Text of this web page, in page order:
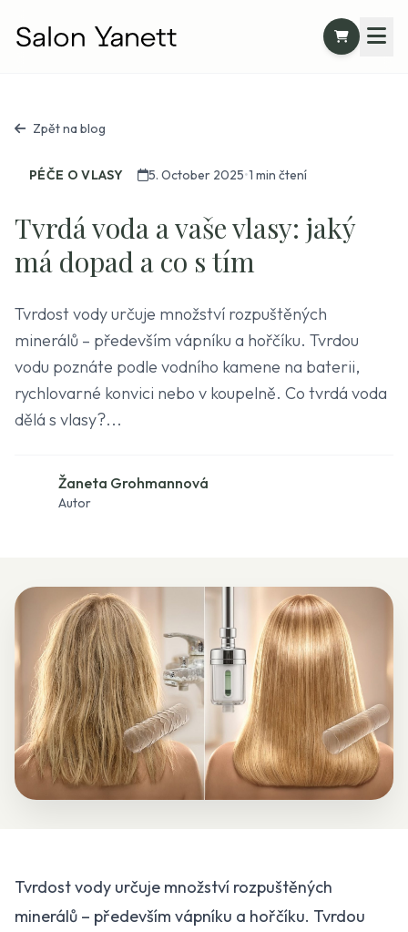
Zpět na blog
PÉČE O VLASY 5. October 2025•1 min čtení
Tvrdá voda a vaše vlasy: jaký
má dopad a co s tím
Tvrdost vody určuje množství rozpuštěných
minerálů – především vápníku a hořčíku. Tvrdou
vodu poznáte podle vodního kamene na baterii,
rychlovarné konvici nebo v koupelně. Co tvrdá voda
dělá s vlasy?...
Žaneta Grohmannová
Autor
Tvrdost vody určuje množství rozpuštěných
minerálů – především vápníku a hořčíku. Tvrdou